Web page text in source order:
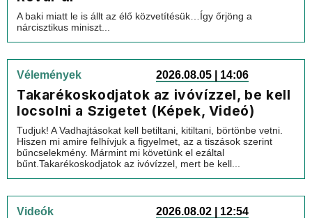
A baki miatt le is állt az élő közvetítésük…Így őrjöng a
nárcisztikus miniszt...
Vélemények 2026.08.05 | 14:06
Takarékoskodjatok az ivóvízzel, be kell
locsolni a Szigetet (Képek, Videó)
Tudjuk! A Vadhajtásokat kell betiltani, kitiltani, börtönbe vetni.
Hiszen mi amire felhívjuk a figyelmet, az a tiszások szerint
bűncselekmény. Mármint mi követünk el ezáltal
bűnt.Takarékoskodjatok az ivóvízzel, mert be kell...
Videók 2026.08.02 | 12:54